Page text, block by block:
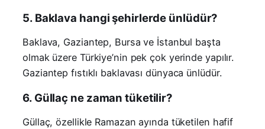
5. Baklava hangi şehirlerde ünlüdür?
Baklava, Gaziantep, Bursa ve İstanbul başta
olmak üzere Türkiye’nin pek çok yerinde yapılır.
Gaziantep fıstıklı baklavası dünyaca ünlüdür.
6. Güllaç ne zaman tüketilir?
Güllaç, özellikle Ramazan ayında tüketilen hafif